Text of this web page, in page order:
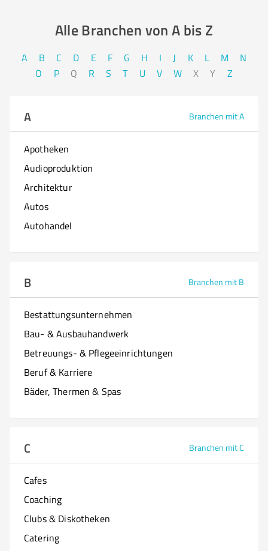
Alle Branchen von A bis Z​
A B C D E F G H I J K L M
N
O
P Q R S T U V W X Y Z
A Branchen mit A
Apotheken
Audioproduktion
Architektur
Autos
Autohandel
B Branchen mit B
Bestattungsunternehmen
Bau- & Ausbauhandwerk
Betreuungs- & Pflegeeinrichtungen
Beruf & Karriere
Bäder, Thermen & Spas
C Branchen mit C
Cafes
Coaching
Clubs & Diskotheken
Catering